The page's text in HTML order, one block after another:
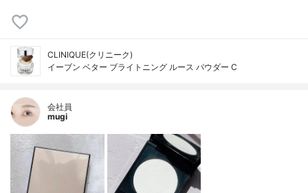
CLINIQUE(クリニーク)
イーブン ベター ブライトニング ルース パウダー C
会社員
mugi